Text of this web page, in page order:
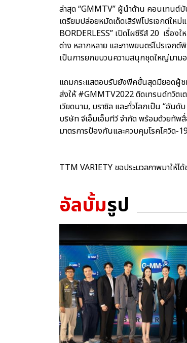
ล่าสุด “GMMTV” ผู้นำด้าน คอนเทนต์บั
เตรียมปล่อยหมัดเด็ดเสิร์ฟโปรเจกต์ให
BORDERLESS” เปิดโผซีรีส์ 20 เรื่
ต่าง หลากหลาย และภาพยนตร์โปรเจก
เป็นการยกขบวนความสนุกชุดใหญ่มา
แถมกระแสตอบรับยังพีคขั้นสุดมียอดผู้
ส่งให้ #GMMTV2022 ติดเทรนด์ทวิตเ
เวียดนาม, บราซิล และทั่วโลกเป็น “อัน
บริษัท จีเอ็มเอ็มทีวี จำกัด พร้อมด้วยทัพ
มาตรการป้องกันและควบคุมโรคโควิด
TTM VARIETY ขอประมวลภาพมาให้ไ
อัลบั้มรูป